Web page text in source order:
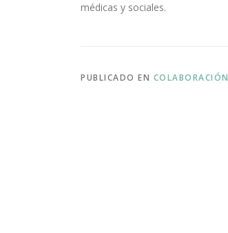
médicas y sociales.
PUBLICADO EN COLABORACIÓN